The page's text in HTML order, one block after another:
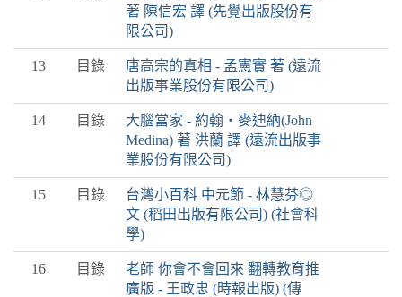
著 陳信宏 譯 (先覺出版股份有
限公司)
13 目錄
唐高宗的真相 - 孟憲實 著 (遠流
出版事業股份有限公司)
14 目錄
大腦當家 - 約翰‧麥迪納(John
Medina) 著 洪蘭 譯 (遠流出版事
業股份有限公司)
15 目錄
台灣小百科 中元節 - 林慧芬◎
文 (稻田出版有限公司) (社會科
學)
16 目錄
老師 你會不會回來 翻轉教育推
廣版 - 王政忠 (時報出版) (傳